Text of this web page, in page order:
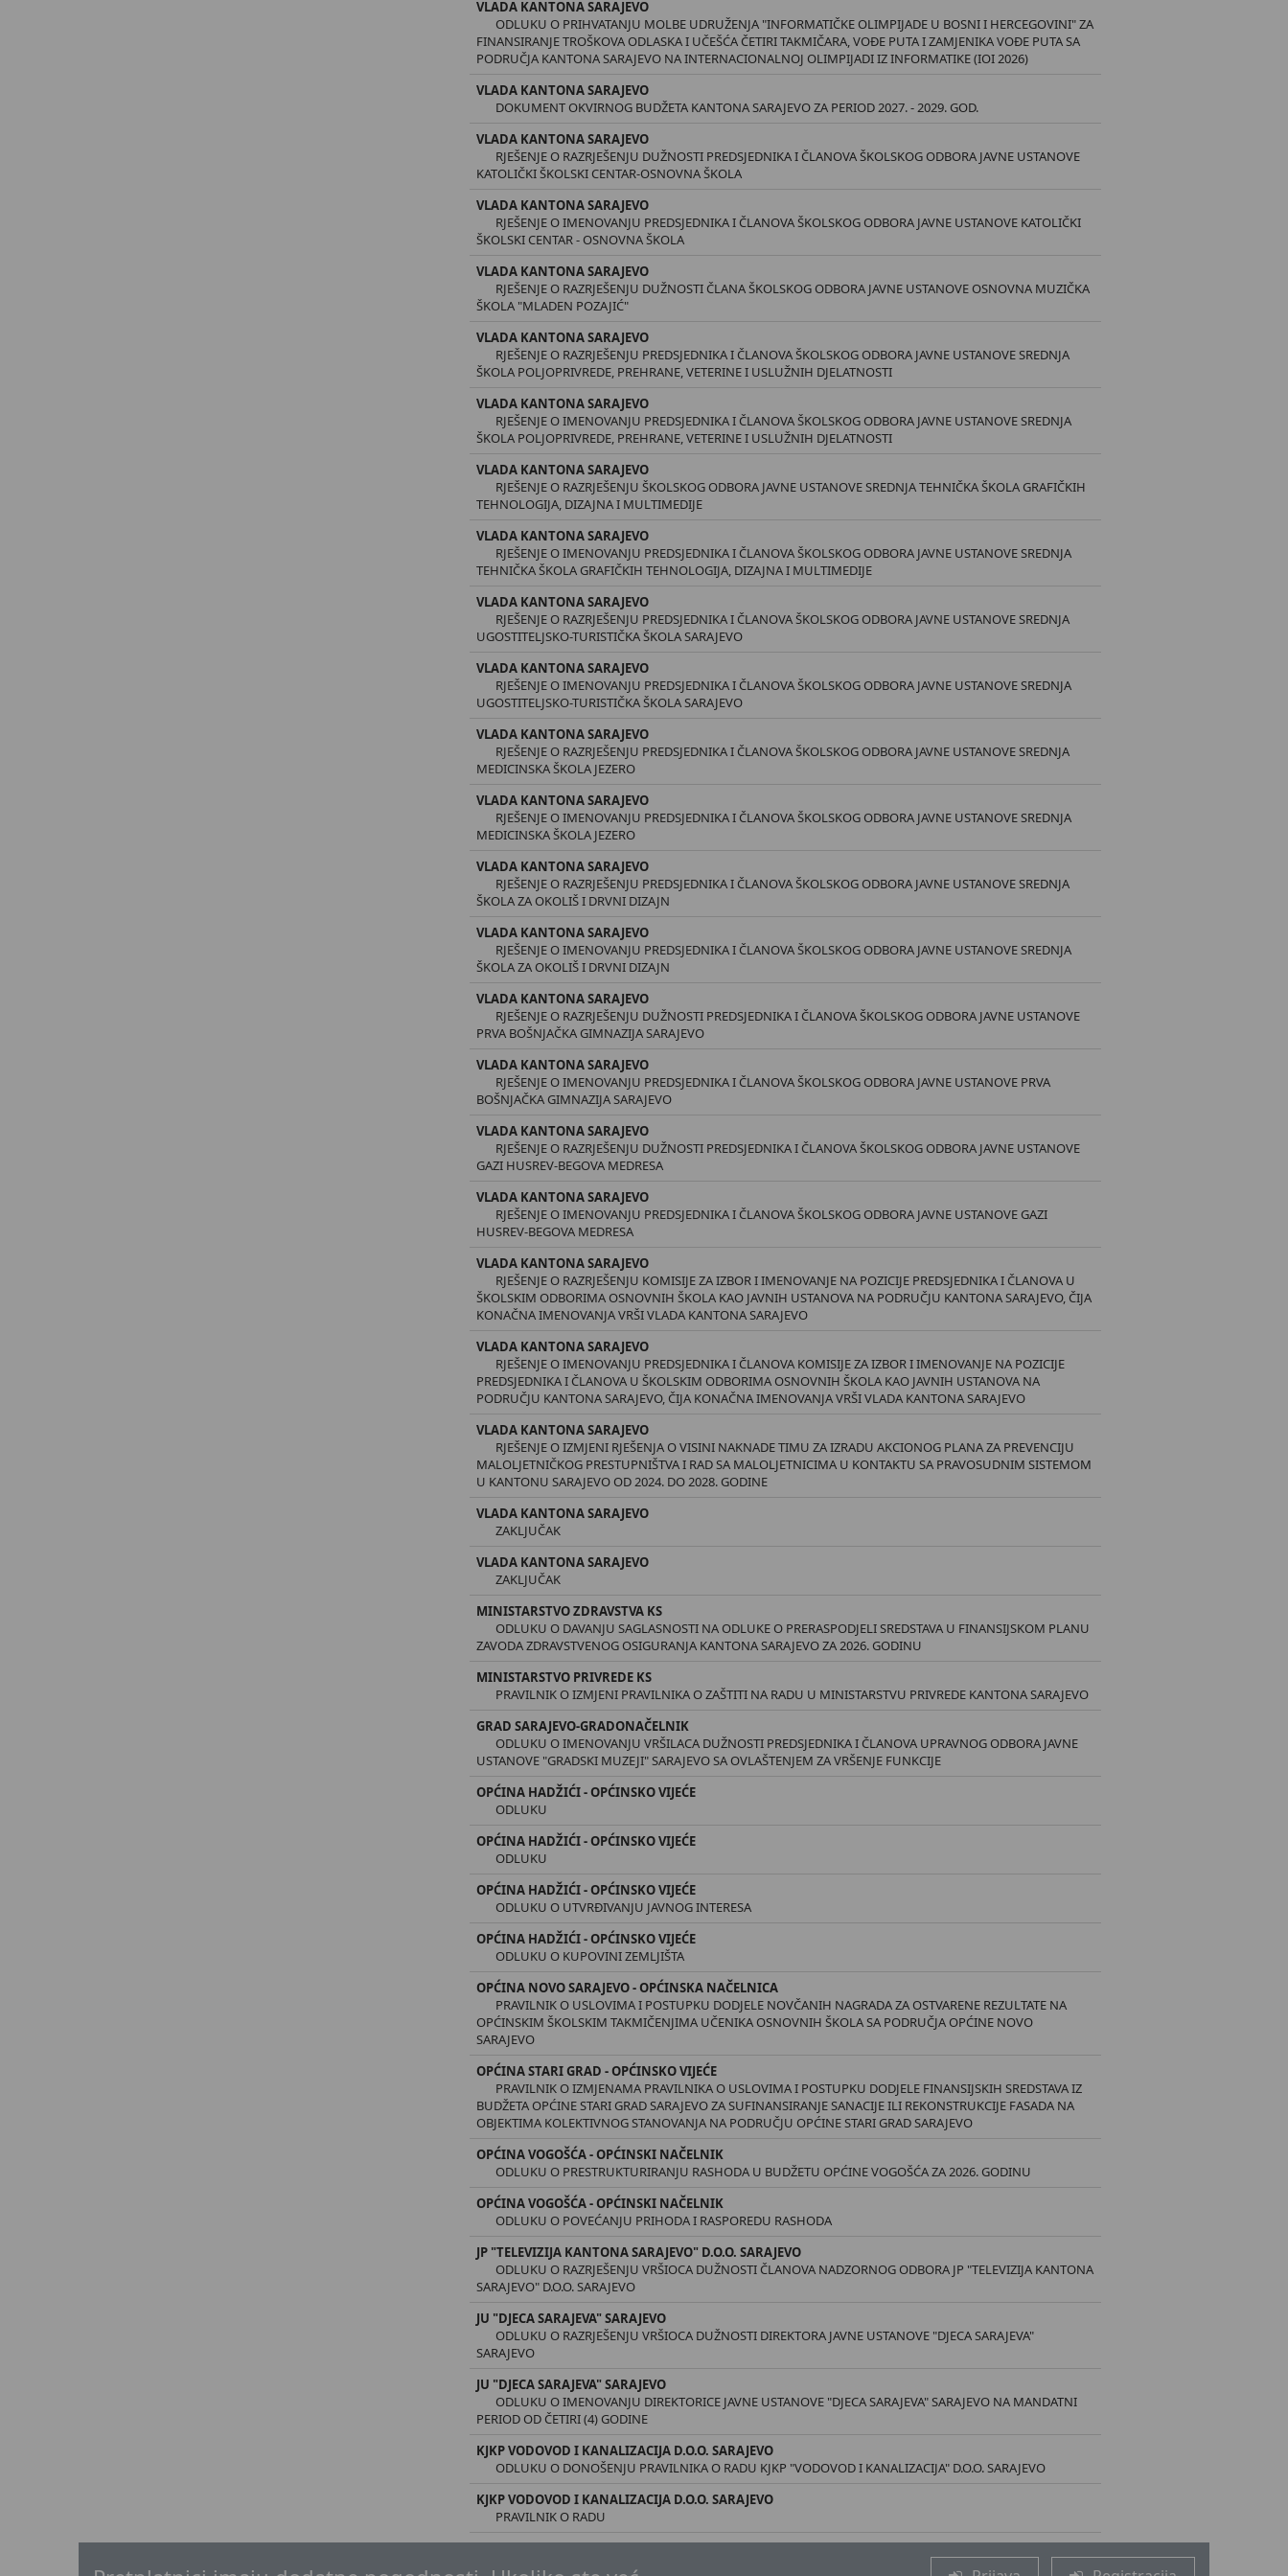
VLADA KANTONA SARAJEVO
ODLUKU O PRIHVATANJU MOLBE UDRUŽENJA "INFORMATIČKE OLIMPIJADE U BOSNI I HERCEGOVINI" ZA
FINANSIRANJE TROŠKOVA ODLASKA I UČEŠĆA ČETIRI TAKMIČARA, VOĐE PUTA I ZAMJENIKA VOĐE PUTA SA
PODRUČJA KANTONA SARAJEVO NA INTERNACIONALNOJ OLIMPIJADI IZ INFORMATIKE (IOI 2026)
VLADA KANTONA SARAJEVO
DOKUMENT OKVIRNOG BUDŽETA KANTONA SARAJEVO ZA PERIOD 2027. - 2029. GOD.
VLADA KANTONA SARAJEVO
RJEŠENJE O RAZRJEŠENJU DUŽNOSTI PREDSJEDNIKA I ČLANOVA ŠKOLSKOG ODBORA JAVNE USTANOVE
KATOLIČKI ŠKOLSKI CENTAR-OSNOVNA ŠKOLA
VLADA KANTONA SARAJEVO
RJEŠENJE O IMENOVANJU PREDSJEDNIKA I ČLANOVA ŠKOLSKOG ODBORA JAVNE USTANOVE KATOLIČKI
ŠKOLSKI CENTAR - OSNOVNA ŠKOLA
VLADA KANTONA SARAJEVO
RJEŠENJE O RAZRJEŠENJU DUŽNOSTI ČLANA ŠKOLSKOG ODBORA JAVNE USTANOVE OSNOVNA MUZIČKA
ŠKOLA "MLADEN POZAJIĆ"
VLADA KANTONA SARAJEVO
RJEŠENJE O RAZRJEŠENJU PREDSJEDNIKA I ČLANOVA ŠKOLSKOG ODBORA JAVNE USTANOVE SREDNJA
ŠKOLA POLJOPRIVREDE, PREHRANE, VETERINE I USLUŽNIH DJELATNOSTI
VLADA KANTONA SARAJEVO
RJEŠENJE O IMENOVANJU PREDSJEDNIKA I ČLANOVA ŠKOLSKOG ODBORA JAVNE USTANOVE SREDNJA
ŠKOLA POLJOPRIVREDE, PREHRANE, VETERINE I USLUŽNIH DJELATNOSTI
VLADA KANTONA SARAJEVO
RJEŠENJE O RAZRJEŠENJU ŠKOLSKOG ODBORA JAVNE USTANOVE SREDNJA TEHNIČKA ŠKOLA GRAFIČKIH
TEHNOLOGIJA, DIZAJNA I MULTIMEDIJE
VLADA KANTONA SARAJEVO
RJEŠENJE O IMENOVANJU PREDSJEDNIKA I ČLANOVA ŠKOLSKOG ODBORA JAVNE USTANOVE SREDNJA
TEHNIČKA ŠKOLA GRAFIČKIH TEHNOLOGIJA, DIZAJNA I MULTIMEDIJE
VLADA KANTONA SARAJEVO
RJEŠENJE O RAZRJEŠENJU PREDSJEDNIKA I ČLANOVA ŠKOLSKOG ODBORA JAVNE USTANOVE SREDNJA
UGOSTITELJSKO-TURISTIČKA ŠKOLA SARAJEVO
VLADA KANTONA SARAJEVO
RJEŠENJE O IMENOVANJU PREDSJEDNIKA I ČLANOVA ŠKOLSKOG ODBORA JAVNE USTANOVE SREDNJA
UGOSTITELJSKO-TURISTIČKA ŠKOLA SARAJEVO
VLADA KANTONA SARAJEVO
RJEŠENJE O RAZRJEŠENJU PREDSJEDNIKA I ČLANOVA ŠKOLSKOG ODBORA JAVNE USTANOVE SREDNJA
MEDICINSKA ŠKOLA JEZERO
VLADA KANTONA SARAJEVO
RJEŠENJE O IMENOVANJU PREDSJEDNIKA I ČLANOVA ŠKOLSKOG ODBORA JAVNE USTANOVE SREDNJA
MEDICINSKA ŠKOLA JEZERO
VLADA KANTONA SARAJEVO
RJEŠENJE O RAZRJEŠENJU PREDSJEDNIKA I ČLANOVA ŠKOLSKOG ODBORA JAVNE USTANOVE SREDNJA
ŠKOLA ZA OKOLIŠ I DRVNI DIZAJN
VLADA KANTONA SARAJEVO
RJEŠENJE O IMENOVANJU PREDSJEDNIKA I ČLANOVA ŠKOLSKOG ODBORA JAVNE USTANOVE SREDNJA
ŠKOLA ZA OKOLIŠ I DRVNI DIZAJN
VLADA KANTONA SARAJEVO
RJEŠENJE O RAZRJEŠENJU DUŽNOSTI PREDSJEDNIKA I ČLANOVA ŠKOLSKOG ODBORA JAVNE USTANOVE
PRVA BOŠNJAČKA GIMNAZIJA SARAJEVO
VLADA KANTONA SARAJEVO
RJEŠENJE O IMENOVANJU PREDSJEDNIKA I ČLANOVA ŠKOLSKOG ODBORA JAVNE USTANOVE PRVA
BOŠNJAČKA GIMNAZIJA SARAJEVO
VLADA KANTONA SARAJEVO
RJEŠENJE O RAZRJEŠENJU DUŽNOSTI PREDSJEDNIKA I ČLANOVA ŠKOLSKOG ODBORA JAVNE USTANOVE
GAZI HUSREV-BEGOVA MEDRESA
VLADA KANTONA SARAJEVO
RJEŠENJE O IMENOVANJU PREDSJEDNIKA I ČLANOVA ŠKOLSKOG ODBORA JAVNE USTANOVE GAZI
HUSREV-BEGOVA MEDRESA
VLADA KANTONA SARAJEVO
RJEŠENJE O RAZRJEŠENJU KOMISIJE ZA IZBOR I IMENOVANJE NA POZICIJE PREDSJEDNIKA I ČLANOVA U
ŠKOLSKIM ODBORIMA OSNOVNIH ŠKOLA KAO JAVNIH USTANOVA NA PODRUČJU KANTONA SARAJEVO, ČIJA
KONAČNA IMENOVANJA VRŠI VLADA KANTONA SARAJEVO
VLADA KANTONA SARAJEVO
RJEŠENJE O IMENOVANJU PREDSJEDNIKA I ČLANOVA KOMISIJE ZA IZBOR I IMENOVANJE NA POZICIJE
PREDSJEDNIKA I ČLANOVA U ŠKOLSKIM ODBORIMA OSNOVNIH ŠKOLA KAO JAVNIH USTANOVA NA
PODRUČJU KANTONA SARAJEVO, ČIJA KONAČNA IMENOVANJA VRŠI VLADA KANTONA SARAJEVO
VLADA KANTONA SARAJEVO
RJEŠENJE O IZMJENI RJEŠENJA O VISINI NAKNADE TIMU ZA IZRADU AKCIONOG PLANA ZA PREVENCIJU
MALOLJETNIČKOG PRESTUPNIŠTVA I RAD SA MALOLJETNICIMA U KONTAKTU SA PRAVOSUDNIM SISTEMOM
U KANTONU SARAJEVO OD 2024. DO 2028. GODINE
VLADA KANTONA SARAJEVO
ZAKLJUČAK
VLADA KANTONA SARAJEVO
ZAKLJUČAK
MINISTARSTVO ZDRAVSTVA KS
ODLUKU O DAVANJU SAGLASNOSTI NA ODLUKE O PRERASPODJELI SREDSTAVA U FINANSIJSKOM PLANU
ZAVODA ZDRAVSTVENOG OSIGURANJA KANTONA SARAJEVO ZA 2026. GODINU
MINISTARSTVO PRIVREDE KS
PRAVILNIK O IZMJENI PRAVILNIKA O ZAŠTITI NA RADU U MINISTARSTVU PRIVREDE KANTONA SARAJEVO
GRAD SARAJEVO-GRADONAČELNIK
ODLUKU O IMENOVANJU VRŠILACA DUŽNOSTI PREDSJEDNIKA I ČLANOVA UPRAVNOG ODBORA JAVNE
USTANOVE "GRADSKI MUZEJI" SARAJEVO SA OVLAŠTENJEM ZA VRŠENJE FUNKCIJE
OPĆINA HADŽIĆI - OPĆINSKO VIJEĆE
ODLUKU
OPĆINA HADŽIĆI - OPĆINSKO VIJEĆE
ODLUKU
OPĆINA HADŽIĆI - OPĆINSKO VIJEĆE
ODLUKU O UTVRĐIVANJU JAVNOG INTERESA
OPĆINA HADŽIĆI - OPĆINSKO VIJEĆE
ODLUKU O KUPOVINI ZEMLJIŠTA
OPĆINA NOVO SARAJEVO - OPĆINSKA NAČELNICA
PRAVILNIK O USLOVIMA I POSTUPKU DODJELE NOVČANIH NAGRADA ZA OSTVARENE REZULTATE NA
OPĆINSKIM ŠKOLSKIM TAKMIČENJIMA UČENIKA OSNOVNIH ŠKOLA SA PODRUČJA OPĆINE NOVO
SARAJEVO
OPĆINA STARI GRAD - OPĆINSKO VIJEĆE
PRAVILNIK O IZMJENAMA PRAVILNIKA O USLOVIMA I POSTUPKU DODJELE FINANSIJSKIH SREDSTAVA IZ
BUDŽETA OPĆINE STARI GRAD SARAJEVO ZA SUFINANSIRANJE SANACIJE ILI REKONSTRUKCIJE FASADA NA
OBJEKTIMA KOLEKTIVNOG STANOVANJA NA PODRUČJU OPĆINE STARI GRAD SARAJEVO
OPĆINA VOGOŠĆA - OPĆINSKI NAČELNIK
ODLUKU O PRESTRUKTURIRANJU RASHODA U BUDŽETU OPĆINE VOGOŠĆA ZA 2026. GODINU
OPĆINA VOGOŠĆA - OPĆINSKI NAČELNIK
ODLUKU O POVEĆANJU PRIHODA I RASPOREDU RASHODA
JP "TELEVIZIJA KANTONA SARAJEVO" D.O.O. SARAJEVO
ODLUKU O RAZRJEŠENJU VRŠIOCA DUŽNOSTI ČLANOVA NADZORNOG ODBORA JP "TELEVIZIJA KANTONA
SARAJEVO" D.O.O. SARAJEVO
JU "DJECA SARAJEVA" SARAJEVO
ODLUKU O RAZRJEŠENJU VRŠIOCA DUŽNOSTI DIREKTORA JAVNE USTANOVE "DJECA SARAJEVA"
SARAJEVO
JU "DJECA SARAJEVA" SARAJEVO
ODLUKU O IMENOVANJU DIREKTORICE JAVNE USTANOVE "DJECA SARAJEVA" SARAJEVO NA MANDATNI
PERIOD OD ČETIRI (4) GODINE
KJKP VODOVOD I KANALIZACIJA D.O.O. SARAJEVO
ODLUKU O DONOŠENJU PRAVILNIKA O RADU KJKP "VODOVOD I KANALIZACIJA" D.O.O. SARAJEVO
KJKP VODOVOD I KANALIZACIJA D.O.O. SARAJEVO
PRAVILNIK O RADU